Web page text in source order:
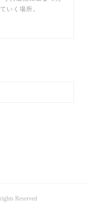
いく場所。
Reserved